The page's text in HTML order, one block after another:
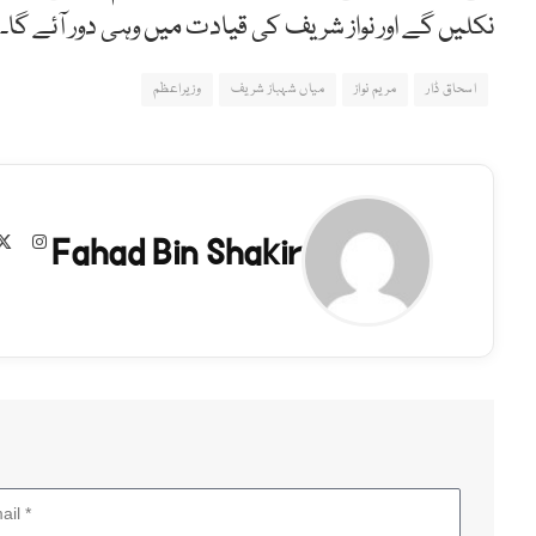
نکلیں گے اور نواز شریف کی قیادت میں وہی دور آئے گا۔
اسحاق ڈار مریم نواز میاں شہباز شریف وزیراعظم
Fahad Bin Shakir